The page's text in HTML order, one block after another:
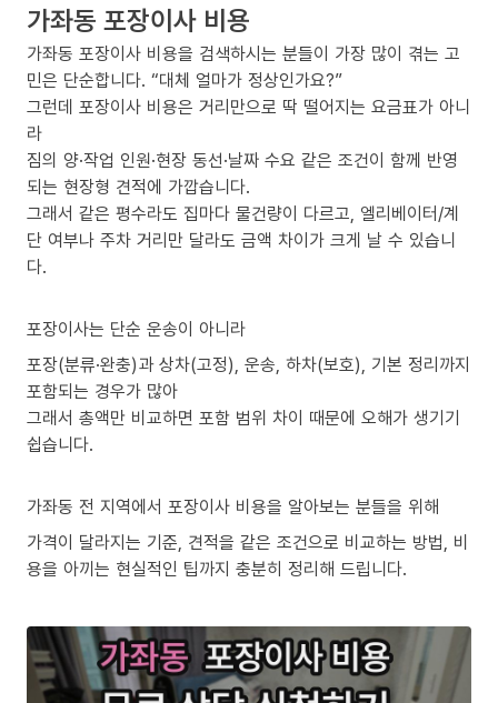
가좌동 포장이사 비용
가좌동 포장이사 비용을 검색하시는 분들이 가장 많이 겪는 고
민은 단순합니다. “대체 얼마가 정상인가요?”
그런데 포장이사 비용은 거리만으로 딱 떨어지는 요금표가 아니
라
짐의 양·작업 인원·현장 동선·날짜 수요 같은 조건이 함께 반영
되는 현장형 견적에 가깝습니다.
그래서 같은 평수라도 집마다 물건량이 다르고, 엘리베이터/계
단 여부나 주차 거리만 달라도 금액 차이가 크게 날 수 있습니
다.
포장이사는 단순 운송이 아니라
포장(분류·완충)과 상차(고정), 운송, 하차(보호), 기본 정리까지
포함되는 경우가 많아
그래서 총액만 비교하면 포함 범위 차이 때문에 오해가 생기기
쉽습니다.
가좌동 전 지역에서 포장이사 비용을 알아보는 분들을 위해
가격이 달라지는 기준, 견적을 같은 조건으로 비교하는 방법, 비
용을 아끼는 현실적인 팁까지 충분히 정리해 드립니다.